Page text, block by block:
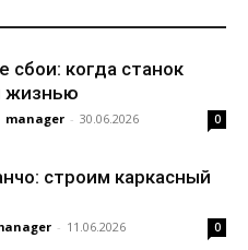
сбои: когда станок
жизнью
manager - 30.06.2026 0
строим каркасный
- 11.06.2026 0